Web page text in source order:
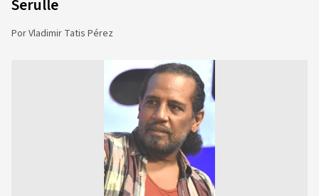
Serulle
PorVladimir Tatis Pérez